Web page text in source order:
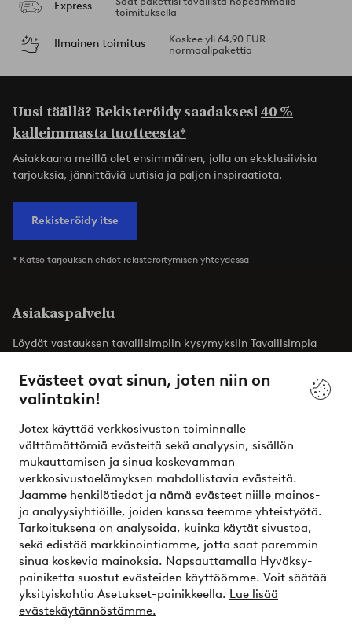
Evästeet ovat sinun, joten niin on
valintakin!
Jotex käyttää verkkosivuston toiminnalle
välttämättömiä evästeitä sekä analyysin, sisällön
mukauttamisen ja sinua koskevamman
verkkosivustoelämyksen mahdollistavia evästeitä.
Jaamme henkilötiedot ja nämä evästeet niille mainos-
ja analyysiyhtiöille, joiden kanssa teemme yhteistyötä.
Tarkoituksena on analysoida, kuinka käytät sivustoa,
sekä edistää markkinointiamme, jotta saat paremmin
sinua koskevia mainoksia. Napsauttamalla Hyväksy-
painiketta suostut evästeiden käyttöömme. Voit säätää
yksityiskohtia Asetukset-painikkeella. Lue lisää
evästekäytännöstämme.
Express
toimituksella
Ilmainen toimitus
Koskee yli 64,90 EUR
normaalipakettia
Uusi täällä? Rekisteröidy saadaksesi40 %
kalleimmasta tuotteesta*
Asiakkaana meillä olet ensimmäinen, jolla on eksklusiivisia
tarjouksia, jännittäviä uutisia ja paljon inspiraatiota.
Rekisteröidy itse
* Katso tarjouksen ehdot rekisteröitymisen yhteydessä
Asiakaspalvelu
Löydät vastauksen tavallisimpiin kysymyksiin Tavallisimpia
Asiakaspalvelu
Omat sivut
Tietoa Jotexista
Palvelumme
Ehdot